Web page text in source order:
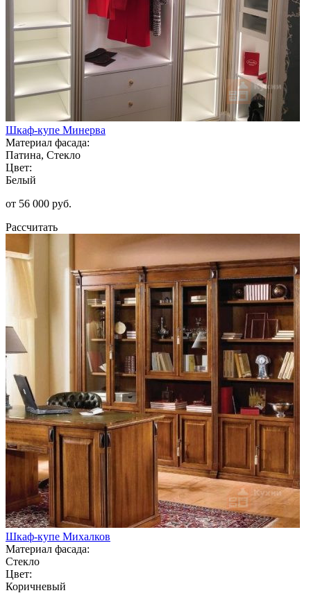
Шкаф-купе Минерва
Материал фасада:
Патина, Стекло
Цвет:
Белый
от 56 000 руб.
Рассчитать
Шкаф-купе Михалков
Материал фасада:
Стекло
Цвет:
Коричневый